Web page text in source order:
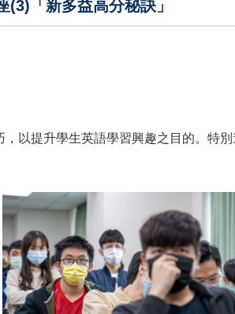
「新多益高分秘訣」
以提升學生英語學習興趣之目的。特